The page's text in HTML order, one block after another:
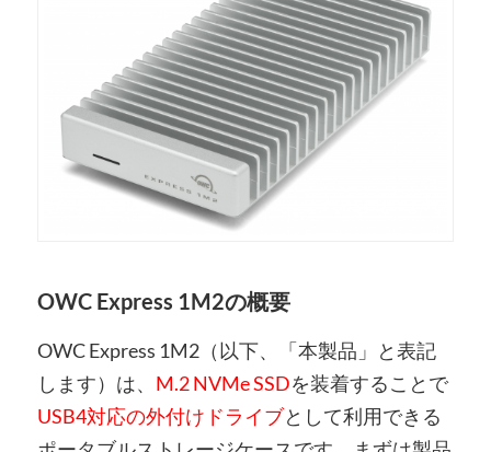
OWC Express 1M2の概要
OWC Express 1M2（以下、「本製品」と表記
します）は、 M.2 NVMe SSDを装着することで
USB4対応の外付けドライブとして利用できる